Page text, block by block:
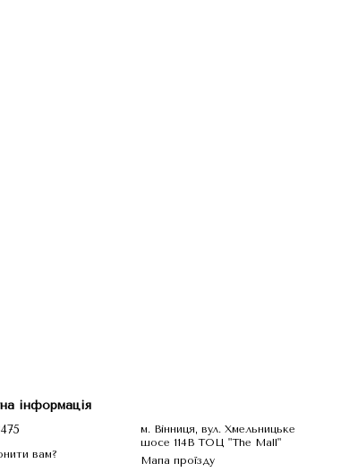
інформація
вам?
м. Вінниця, вул. Хмельницьке
шосе 114В ТОЦ "The Mall"
Мапа проїзду